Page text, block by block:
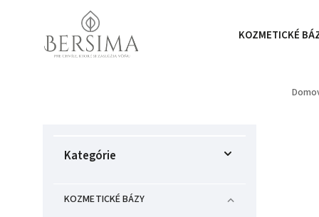
KOZMETICKÉ
Kategórie
KOZMETICKÉ BÁZY